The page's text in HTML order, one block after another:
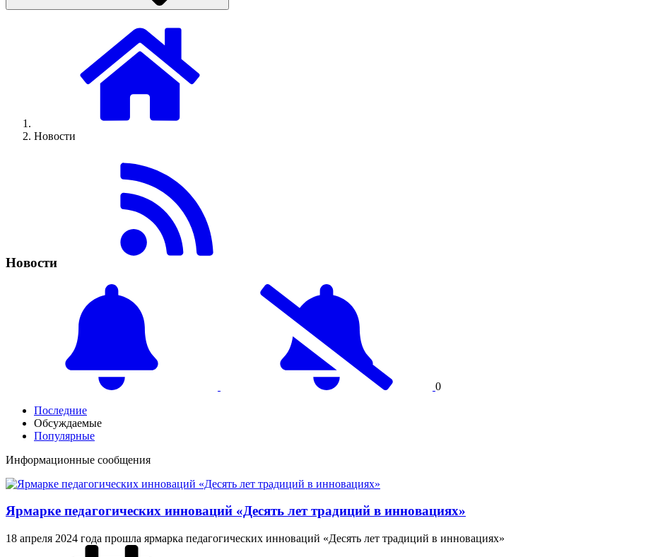
Новости
Новости
0
Последние
Обсуждаемые
Популярные
Информационные сообщения
Ярмарке педагогических инноваций «Десять лет традиций в инновациях»
18 апреля 2024 года прошла ярмарка педагогических инноваций «Десять лет традиций в инновациях»